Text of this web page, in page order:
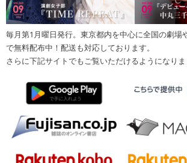
毎月第1月曜日発行。東京都内を中心に全国の劇場
で無料配布中！配送も対応しております。
さらに下記サイトでもご覧いただけるようになりま